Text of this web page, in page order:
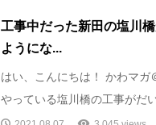
工事中だった新田の塩川
ようにな...
はい、こんにちは！ かわマ
やっている塩川橋の工事がだ